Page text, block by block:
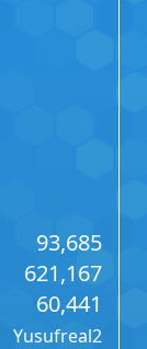
93,685
621,167
60,441
Yusufreal2